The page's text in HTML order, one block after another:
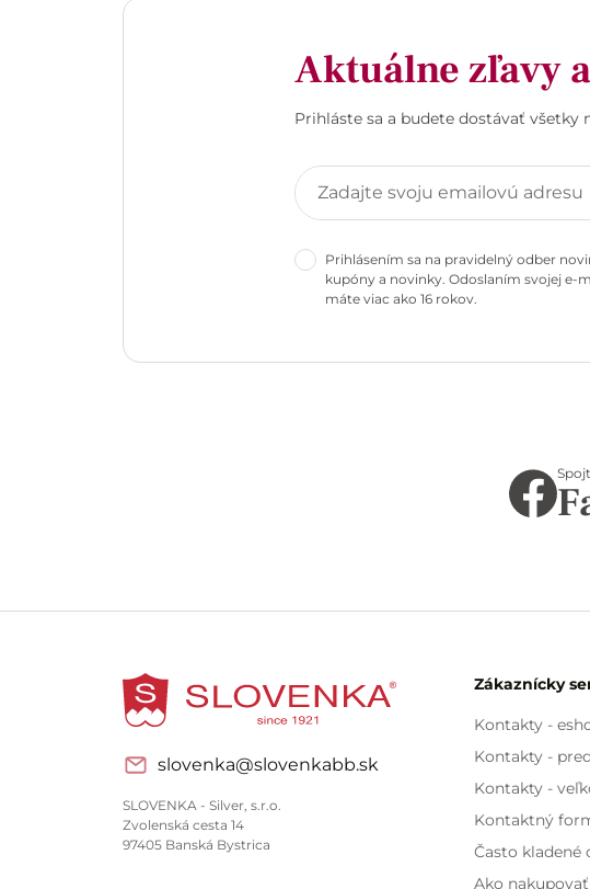
Aktuálne zľavy
Prihláste sa a budete dostávať všetky
Prihlásením sa na pravidelný odber
kupóny a novinky. Odoslaním svojej e-
máte viac ako 16 rokov.
slovenka@slovenkabb.sk
SLOVENKA - Silver, s.r.o.
Zvolenská cesta 14
97405 Banská Bystrica
Zákaznícky
Kontakty -
Kontakty -
Kontakty -
Kontaktný
Často kladené
Ako nakupovať